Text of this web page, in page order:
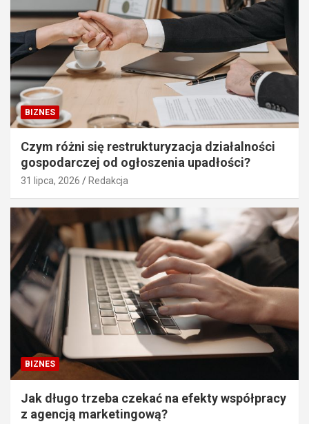
BIZNES
Czym różni się restrukturyzacja działalności
gospodarczej od ogłoszenia upadłości?
31 lipca, 2026 Redakcja
BIZNES
Jak długo trzeba czekać na efekty współpracy
z agencją marketingową?